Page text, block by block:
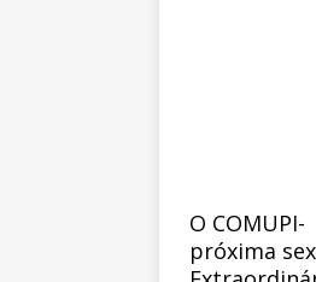
O
próxima